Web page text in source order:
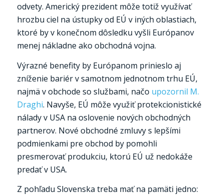
odvety. Americký prezident môže totiž využívať
hrozbu ciel na ústupky od EÚ v iných oblastiach,
ktoré by v konečnom dôsledku vyšli Európanov
menej nákladne ako obchodná vojna.
Výrazné benefity by Európanom prinieslo aj
zníženie bariér v samotnom jednotnom trhu EÚ,
najmä v obchode so službami, načo upozornil M.
Draghi. Navyše, EÚ môže využiť protekcionistické
nálady v USA na oslovenie nových obchodných
partnerov. Nové obchodné zmluvy s lepšími
podmienkami pre obchod by pomohli
presmerovať produkciu, ktorú EÚ už nedokáže
predať v USA.
Z pohľadu Slovenska treba mať na pamäti jedno: